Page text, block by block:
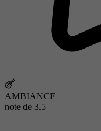
AMBIANCE
note de 3.5